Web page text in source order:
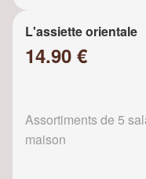
L'assiette orientale
14.90 €
Assortiments de 5
maison